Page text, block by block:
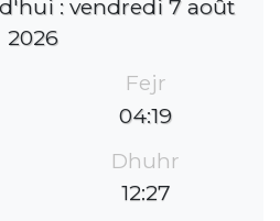
: vendredi 7 août
2026
Fejr
04:19
Dhuhr
12:27